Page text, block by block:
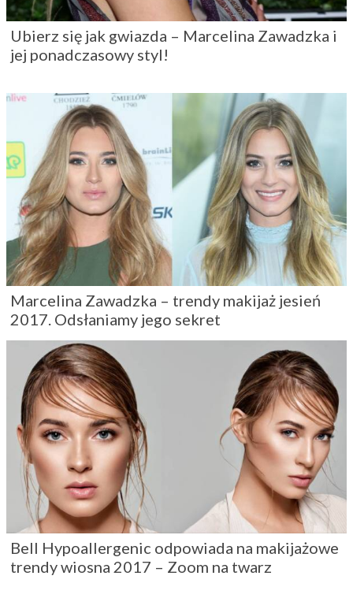
Ubierz się jak gwiazda – Marcelina Zawadzka i
jej ponadczasowy styl!
Marcelina Zawadzka – trendy makijaż jesień
2017. Odsłaniamy jego sekret
Bell Hypoallergenic odpowiada na makijażowe
trendy wiosna 2017 – Zoom na twarz